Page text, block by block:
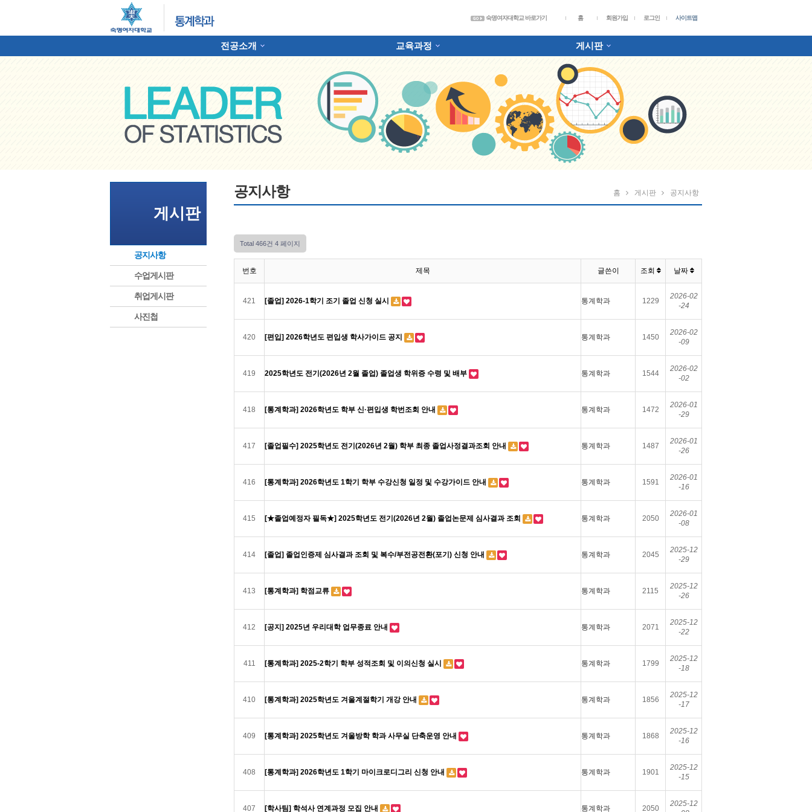
숙명여자대학교 바로가기 홈 회원가입 로그인 사이트맵
전공소개 교육과정 게시판
게시판
공지사항
수업게시판
취업게시판
사진첩
공지사항 홈 게시판 공지사항
Total 466건 4 페이지
번호 제목 글쓴이 조회 날짜
421 [졸업] 2026-1학기 조기 졸업 신청 실시 통계학과 1229
2026-02
-24
420 [편입] 2026학년도 편입생 학사가이드 공지 통계학과 1450
2026-02
-09
419 2025학년도 전기(2026년 2월 졸업) 졸업생 학위증 수령 및 배부 통계학과 1544
2026-02
-02
418 [통계학과] 2026학년도 학부 신·편입생 학번조회 안내 통계학과 1472
2026-01
-29
417 [졸업필수] 2025학년도 전기(2026년 2월) 학부 최종 졸업사정결과조회 안내 통계학과 1487
2026-01
-26
416 [통계학과] 2026학년도 1학기 학부 수강신청 일정 및 수강가이드 안내 통계학과 1591
2026-01
-16
415 [★졸업예정자 필독★] 2025학년도 전기(2026년 2월) 졸업논문제 심사결과 조회 통계학과 2050
2026-01
-08
414 [졸업] 졸업인증제 심사결과 조회 및 복수/부전공전환(포기) 신청 안내 통계학과 2045
2025-12
-29
413 [통계학과] 학점교류 통계학과 2115
2025-12
-26
412 [공지] 2025년 우리대학 업무종료 안내 통계학과 2071
2025-12
-22
411 [통계학과] 2025-2학기 학부 성적조회 및 이의신청 실시 통계학과 1799
2025-12
-18
410 [통계학과] 2025학년도 겨울계절학기 개강 안내 통계학과 1856
2025-12
-17
409 [통계학과] 2025학년도 겨울방학 학과 사무실 단축운영 안내 통계학과 1868
2025-12
-16
408 [통계학과] 2026학년도 1학기 마이크로디그리 신청 안내 통계학과 1901
2025-12
-15
407 [학사팀] 학석사 연계과정 모집 안내 통계학과 2050
2025-12